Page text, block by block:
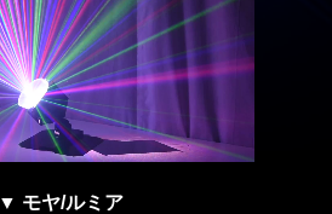
▼ モヤ/ルミア